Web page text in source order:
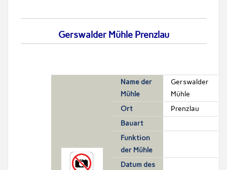
Gerswalder Mühle Prenzlau
Name der
Mühle
Gerswalder
Mühle
Ort
Prenzlau
Bauart
Funktion
der Mühle
Datum des